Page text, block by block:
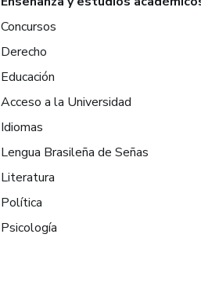
Concursos
Derecho
Educación
Acceso a la Universidad
Idiomas
Lengua Brasileña de Señas
Literatura
Política
Psicología